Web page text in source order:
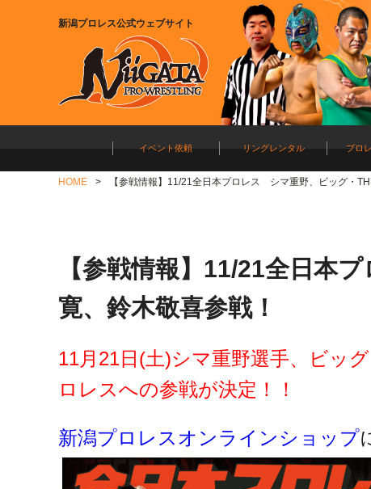
新潟プロレス公式ウェブサイト
イベント依頼 リングレンタル プロ
HOME 【参戦情報】11/21全日本プロレス シマ重野、ビッグ・
【参戦情報】11/21全日本
寛、鈴木敬喜参戦！
11月21日(土)シマ重野選手、ビッ
ロレスへの参戦が決定！！
新潟プロレスオンラインショップ